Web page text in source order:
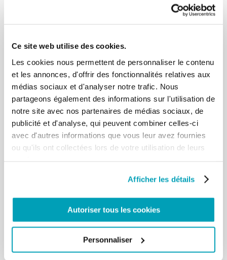
Ce site web utilise des cookies.
Les cookies nous permettent de personnaliser le contenu
et les annonces, d'offrir des fonctionnalités relatives aux
médias sociaux et d'analyser notre trafic. Nous
partageons également des informations sur l'utilisation de
notre site avec nos partenaires de médias sociaux, de
publicité et d'analyse, qui peuvent combiner celles-ci
avec d'autres informations que vous leur avez fournies
ou qu'ils ont collectées lors de votre utilisation de leurs
Afficher les détails
Autoriser tous les cookies
Personnaliser
Si les effets de la crise économique et sociale
que, là, dans le milieu domestique, fermé, avec tant
de problèmes, certaines
tensions éclatent. Et c’est sur ce point que la
Un autre aspect décisif: si dans les médias on
propose continuellement des
messages qui alimentent une culture hédoniste et
consumériste, où les modèles,
tant masculins que féminins, obéissent aux critères
du succès, de l’affirmation
aussi, nous ne pouvons pas ensuite, de manière
certains faits divers.
Ce type de conditionnement culturel se heurte à
centre la personne, avec sa dignité. Il me vient à
l’esprit une sainte de notre temps:
sainte Joséphine Bakhita. Vous savez que l’œuvre